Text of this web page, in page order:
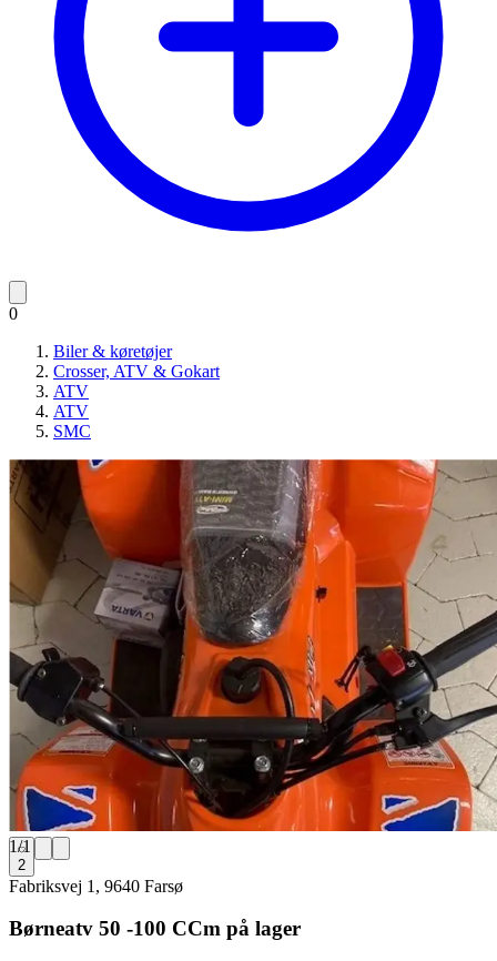
0
Biler & køretøjer
Crosser, ATV & Gokart
ATV
ATV
SMC
1/1
2
Fabriksvej 1, 9640 Farsø
Børneatv 50 -100 CCm på lager